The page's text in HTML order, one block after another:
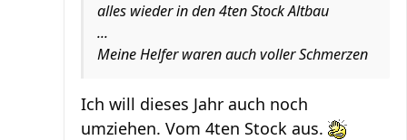
alles wieder in den 4ten Stock Altbau
...
Meine Helfer waren auch voller Schmerzen
Ich will dieses Jahr auch noch
umziehen. Vom 4ten Stock aus.